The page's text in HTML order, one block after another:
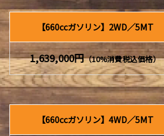
【660ccガソリン】2WD／5MT
1,639,000円（10%消費税込価格）
【660ccガソリン】4WD／5MT